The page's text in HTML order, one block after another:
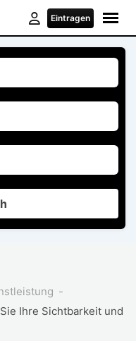
Eintragen
Ihre Sichtbarkeit und